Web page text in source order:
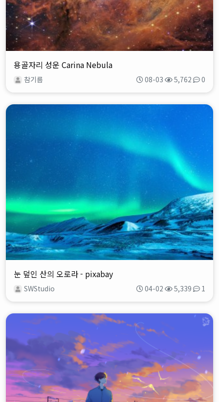
용골자리 성운 Carina Nebula
참기름 08-03 5,762 0
눈 덮인 산의 오로라 - pixabay
SWStudio 04-02 5,339 1